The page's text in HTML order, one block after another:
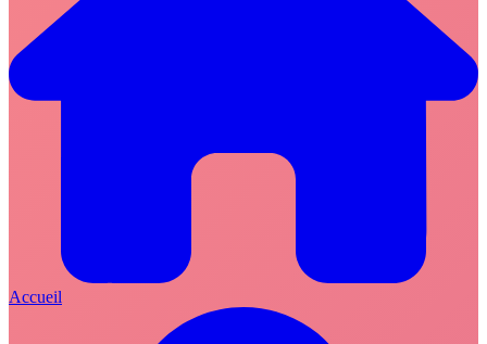
Accueil